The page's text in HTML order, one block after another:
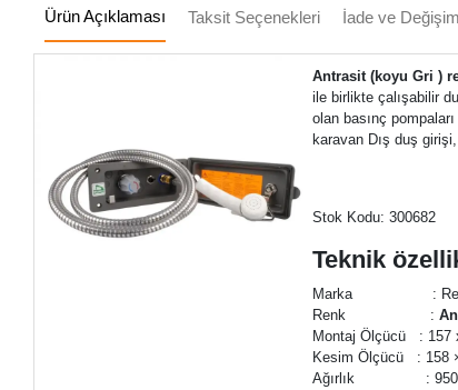
Ürün Açıklaması Taksit Seçenekleri İade ve Değişim
Antrasit (koyu Gri )
ile birlikte çalışabilir
olan basınç
karavan Dış duş
Stok Kodu: 300682
Teknik
Marka :
Renk :
Montaj Ölçücü : 157
Kesim Ölçücü : 158
Ağırlık : 950